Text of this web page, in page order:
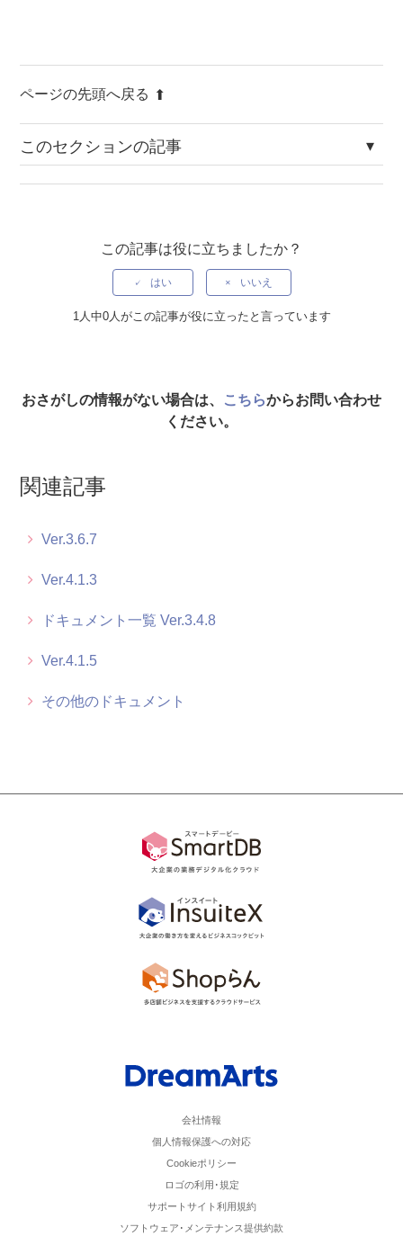
ページの先頭へ戻る
このセクションの記事
ドキュメント一覧 Ver.3.4.15
ドキュメント一覧 Ver.3.4.14
ドキュメント一覧 Ver.3.4.12
ドキュメント一覧 Ver.3.4.10
この記事は役に立ちましたか？
はい いいえ
1人中0人がこの記事が役に立ったと言っています
おさがしの情報がない場合は、 こちらからお問い合わせ
ください。
関連記事
Ver.3.6.7
Ver.4.1.3
ドキュメント一覧 Ver.3.4.8
Ver.4.1.5
その他のドキュメント
会社情報
個人情報保護への対応
Cookieポリシー
ロゴの利用･規定
サポートサイト利用規約
ソフトウェア･メンテナンス提供約款